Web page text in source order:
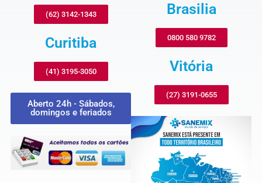
(62) 3142-1343
Curitiba
(41) 3195-3050
Aberto 24h - Sábados,
domingos e feriados
Brasilia
0800 580 9782
Vitória
(27) 3191-0655